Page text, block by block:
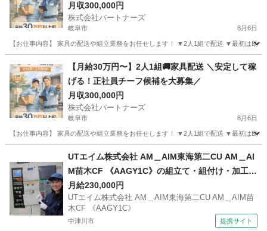
月収300,000円
株式会社パートナーズ
岐阜市 8月6日
【お仕事内容】 家具の配送や組立業務をお任せします！ ▼2人1組で配送 ▼最初は
配送
【月給30万円〜】2人1組🚚家具配送 ＼安定して稼
げる！正社員チーフ候補を大募集／
月収300,000円
株式会社パートナーズ
岐阜市 8月6日
【お仕事内容】 家具の配送や組立業務をお任せします！ ▼2人1組で配送 ▼最初は
未経験
UTエイム株式会社 AM＿AIM東海第二CU AM＿AI
M苗木CF 《AAGY1C》の組立て・組付け・加工・
マシン操作・検査・部品運搬 【即日勤務OK】
月給230,000円
UTエイム株式会社 AM＿AIM東海第二CU AM＿AIM苗
木CF 《AAGY1C》
中津川市 提携サイト